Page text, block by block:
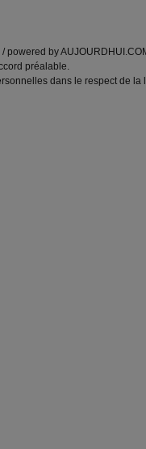
powered by
préalable.
dans le respect de